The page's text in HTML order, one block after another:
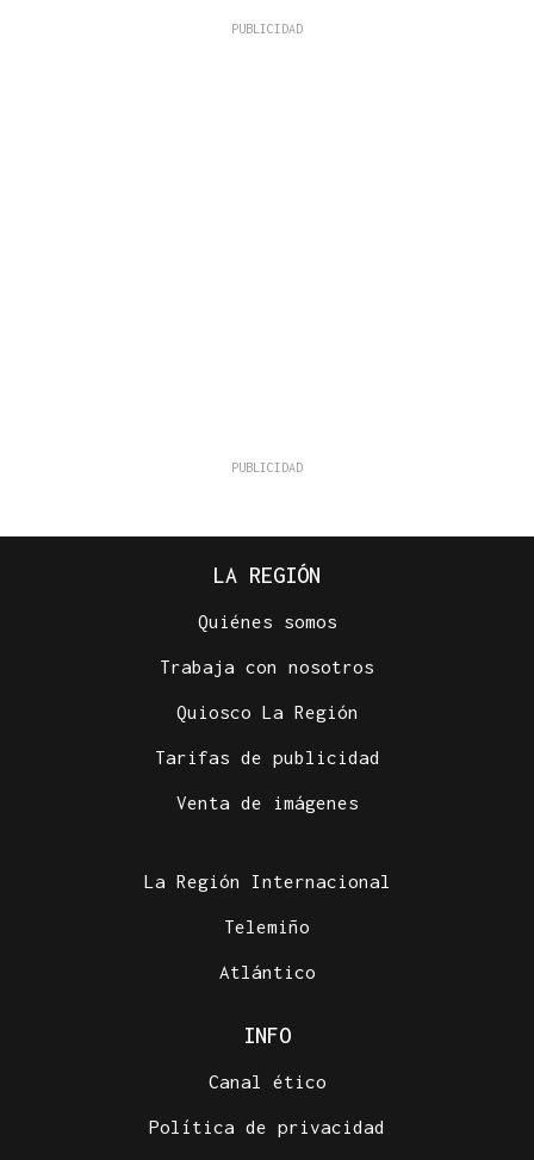
LA REGIÓN
Quiénes somos
Trabaja con nosotros
Quiosco La Región
Tarifas de publicidad
Venta de imágenes
La Región Internacional
Telemiño
Atlántico
INFO
Canal ético
Política de privacidad